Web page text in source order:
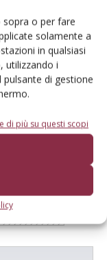
o per fare
solamente a
in qualsiasi
utilizzando i
pulsante di gestione
di più su questi scopi